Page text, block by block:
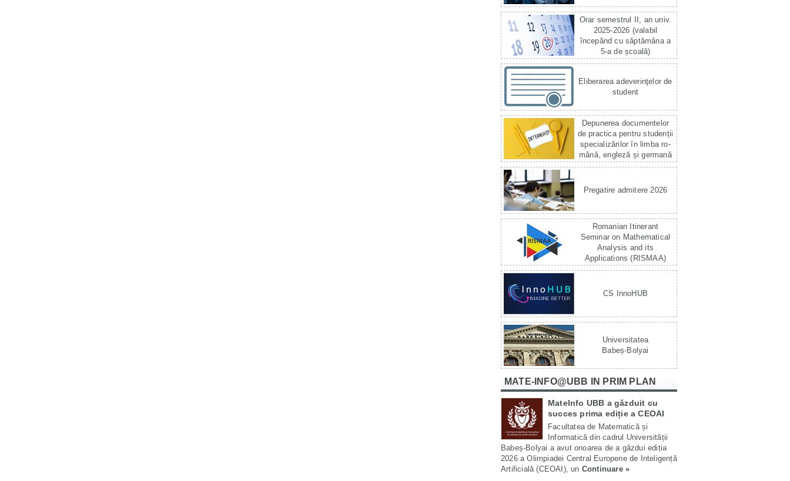
Orar semestrul II, an univ.
2025-2026 (valabil
începând cu săptămâna a
5-a de școală)
Eliberarea adeverinţelor de
student
Depunerea documentelor
de practica pentru studenții
specializărilor în limba ro­
mână, engleză și germană
Pregatire admitere 2026
Romanian Itinerant
Seminar on Mathematical
Analysis and its
Applications (RISMAA)
CS InnoHUB
Universitatea
Babeș-Bolyai
MATE-INFO@UBB IN PRIM PLAN
MateInfo UBB a găzduit cu
succes prima ediție a CEOAI
Facultatea de Matematică și
Informatică din cadrul Universității
Babeș-Bolyai a avut onoarea de a găzdui ediția
2026 a Olimpiadei Central Europene de Inteligență
Artificială (CEOAI), un Continuare »